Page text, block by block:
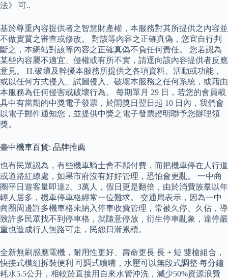
法》 可..
基於尊重內容提供者之智慧財產權，本服務對其所提供之內容並
不做實質之審查或修改。 對該等內容之正確真偽，您宜自行判
斷之，本網站對該等內容之正確真偽不負任何責任。 您若認為
某些內容屬不適宜、侵權或有所不實，請逕向該內容提供者反應
意見。 H.破壞及幹擾本服務所提供之各項資料、活動或功能，
或以任何方式侵入、試圖侵入、破壞本服務之任何系統，或藉由
本服務為任何侵害或破壞行為。 每期單月 29 日，若您的會員載
具中有當期的中獎電子發票，於開獎日翌日起 10 日內，我們會
以電子郵件通知您，並提供中獎之電子發票證明聯予您辦理領
獎。
臺中機車百貨: 品牌推薦
也有民眾認為，有些機車騎士會不願付費，而把機車停在人行道
或道路紅線處，如果市府沒有好好管理，恐怕會更亂。 一中商
圈平日遊客量即達2、3萬人，假日更是翻倍，由於消費族羣以年
輕人居多，機車停車格經常一位難求。 交通局表示，因為一中
商圈周邊許多機車格未納入停車收費管理，常被久停、久佔，導
致許多民眾找不到停車格，就隨意停放，衍生停車亂象，違停嚴
重也造成行人無路可走，民怨日漸累積。
全新無刷感應電機，耐用性更好、壽命更長 長 + 短 雙槍組合，
快接式模組拆裝便利 可調式噴嘴，水壓可以無段式調整 每分鐘
耗水5.5公升，相較於直接用自來水管沖洗，減少50%資源浪費